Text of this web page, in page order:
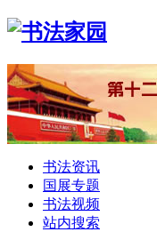
书法资讯
国展专题
书法视频
站内搜索